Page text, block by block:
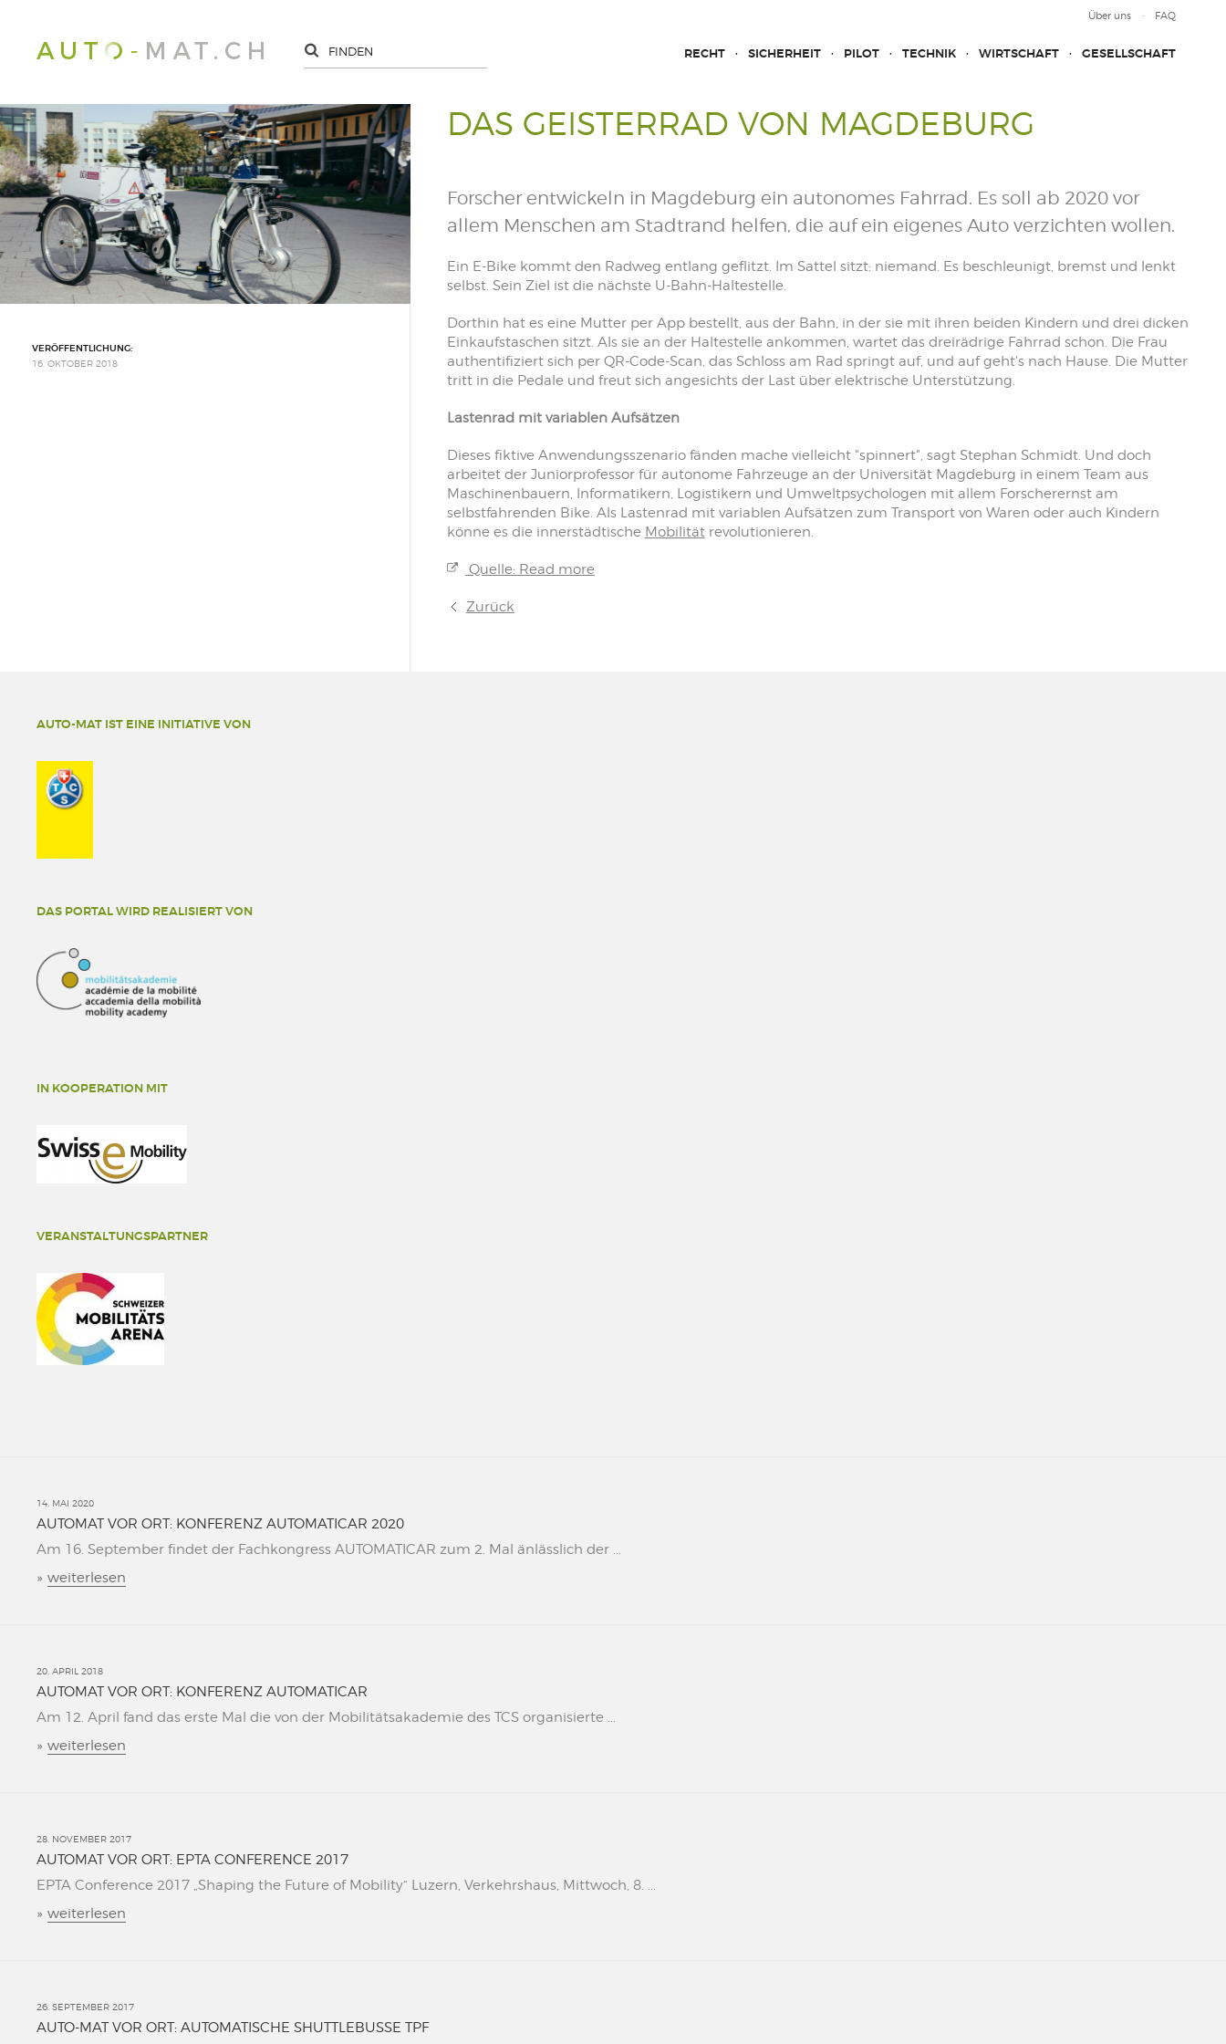
Über uns FAQ
RECHT SICHERHEIT PILOT TECHNIK WIRTSCHAFT GESELLSCHAFT
DAS GEISTERRAD VON MAGDEBURG
Forscher entwickeln in Magdeburg ein autonomes Fahrrad. Es soll ab 2020 vor
allem Menschen am Stadtrand helfen, die auf ein eigenes Auto verzichten wollen.
Ein E-Bike kommt den Radweg entlang geflitzt. Im Sattel sitzt: niemand. Es beschleunigt, bremst und lenkt
selbst. Sein Ziel ist die nächste U-Bahn-Haltestelle.
Dorthin hat es eine Mutter per App bestellt, aus der Bahn, in der sie mit ihren beiden Kindern und drei dicken
Einkaufstaschen sitzt. Als sie an der Haltestelle ankommen, wartet das dreirädrige Fahrrad schon. Die Frau
authentifiziert sich per QR-Code-Scan, das Schloss am Rad springt auf, und auf geht's nach Hause. Die Mutter
tritt in die Pedale und freut sich angesichts der Last über elektrische Unterstützung.
Lastenrad mit variablen Aufsätzen
Dieses fiktive Anwendungsszenario fänden mache vielleicht "spinnert", sagt Stephan Schmidt. Und doch
arbeitet der Juniorprofessor für autonome Fahrzeuge an der Universität Magdeburg in einem Team aus
Maschinenbauern, Informatikern, Logistikern und Umweltpsychologen mit allem Forscherernst am
selbstfahrenden Bike. Als Lastenrad mit variablen Aufsätzen zum Transport von Waren oder auch Kindern
könne es die innerstädtische Mobilitätrevolutionieren.
Quelle: Read more
Zurück
VERÖFFENTLICHUNG:
16. OKTOBER 2018
AUTO-MAT IST EINE INITIATIVE VON
DAS PORTAL WIRD REALISIERT VON
IN KOOPERATION MIT
VERANSTALTUNGSPARTNER
14. MAI 2020
AUTOMAT VOR ORT: KONFERENZ AUTOMATICAR 2020
Am 16. September findet der Fachkongress AUTOMATICAR zum 2. Mal änlässlich der ...
» weiterlesen
20. APRIL 2018
AUTOMAT VOR ORT: KONFERENZ AUTOMATICAR
Am 12. April fand das erste Mal die von der Mobilitätsakademie des TCS organisierte ...
» weiterlesen
28. NOVEMBER 2017
AUTOMAT VOR ORT: EPTA CONFERENCE 2017
EPTA Conference 2017 „Shaping the Future of Mobility“ Luzern, Verkehrshaus, Mittwoch, 8. ...
» weiterlesen
26. SEPTEMBER 2017
AUTO-MAT VOR ORT: AUTOMATISCHE SHUTTLEBUSSE TPF